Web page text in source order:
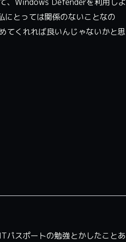
とっては関係のないことなの
てくれれば良いんじゃないかと思
パスポートの勉強とかしたことあ